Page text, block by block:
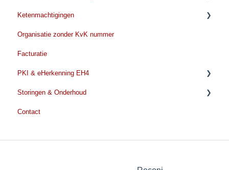
Verlengen
Voorbereiden Identificatie
Tijdens de identificatie
Na de identificatie
Ketenmachtigingen
Voordat u met de aanvraag begint
Ketenmachtiging aanvragen
Ketenmachtiging kosten
Ketenmachtiging verlengen
Beheer en wijzigingen
Organisatie zonder KvK nummer
Facturatie
PKI & eHerkenning EH4
EH4
PKI Algemene informatie
Storingen & Onderhoud
Storingen & Onderhoud
Contact